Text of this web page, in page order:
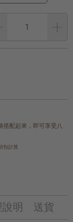
搭配起來，即可享受八
扣計算
明 送貨